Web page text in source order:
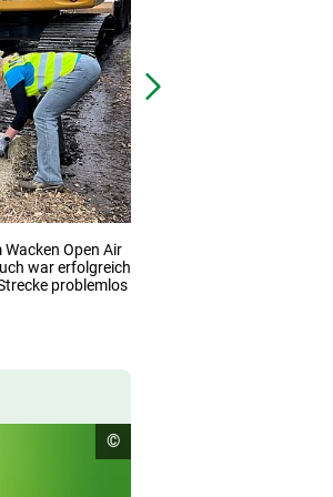
Open Air
war erfolgreich
problemlos
Nächstes
Copyright
Informationen
©